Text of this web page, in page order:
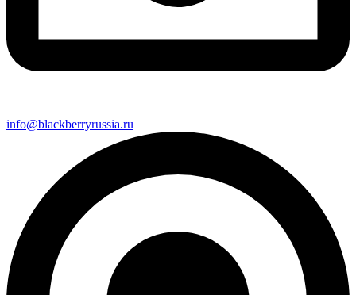
info@blackberryrussia.ru